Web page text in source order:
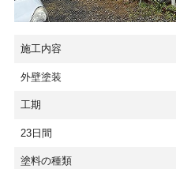
施工内容
外壁塗装
工期
23日間
塗料の種類